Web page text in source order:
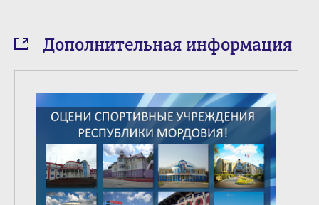
Дополнительная информация